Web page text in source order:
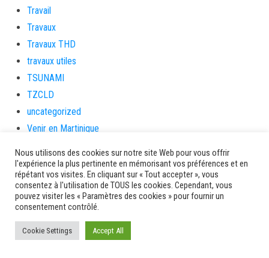
Travail
Travaux
Travaux THD
travaux utiles
TSUNAMI
TZCLD
uncategorized
Venir en Martinique
vidététladjéko
Vie Municipale
Viechere
vigilanceROUGE
Village artisanal
Nous utilisons des cookies sur notre site Web pour vous offrir
l'expérience la plus pertinente en mémorisant vos préférences et en
répétant vos visites. En cliquant sur « Tout accepter », vous
consentez à l'utilisation de TOUS les cookies. Cependant, vous
pouvez visiter les « Paramètres des cookies » pour fournir un
consentement contrôlé.
Cookie Settings Accept All